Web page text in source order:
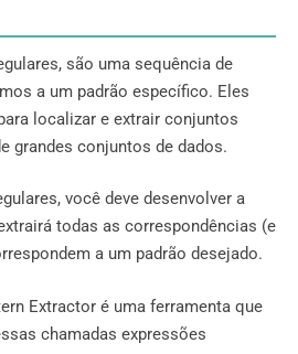
são uma sequência de
a um padrão específico. Eles
localizar e extrair conjuntos
grandes conjuntos de dados.
você deve desenvolver a
todas as correspondências (e
a um padrão desejado.
Extractor é uma ferramenta que
chamadas expressões